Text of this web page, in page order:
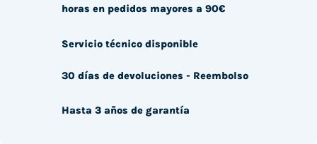
horas en pedidos mayores a 90€
Servicio técnico disponible
30 días de devoluciones - Reembolso
Hasta 3 años de garantía